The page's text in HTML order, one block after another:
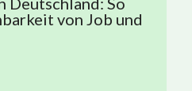
von Job und